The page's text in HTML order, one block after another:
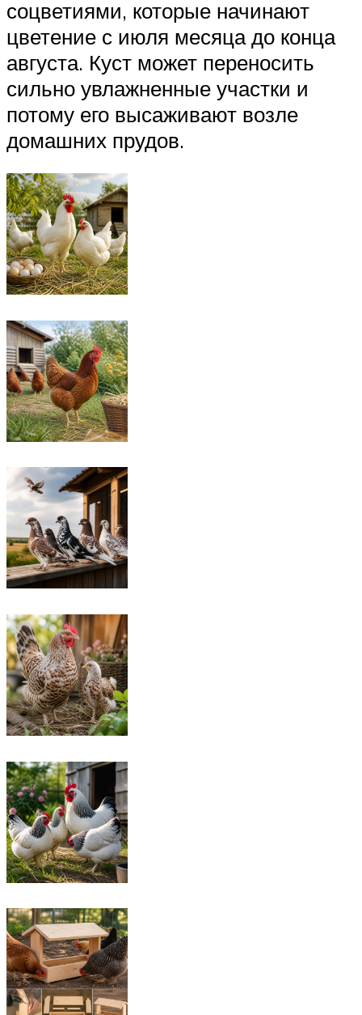
соцветиями, которые начинают
цветение с июля месяца до конца
августа. Куст может переносить
сильно увлажненные участки и
потому его высаживают возле
домашних прудов.